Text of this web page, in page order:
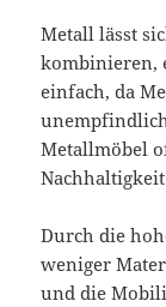
Metall lässt
kombinieren,
einfach, da
Metallmöbel
Durch die
weniger
und die